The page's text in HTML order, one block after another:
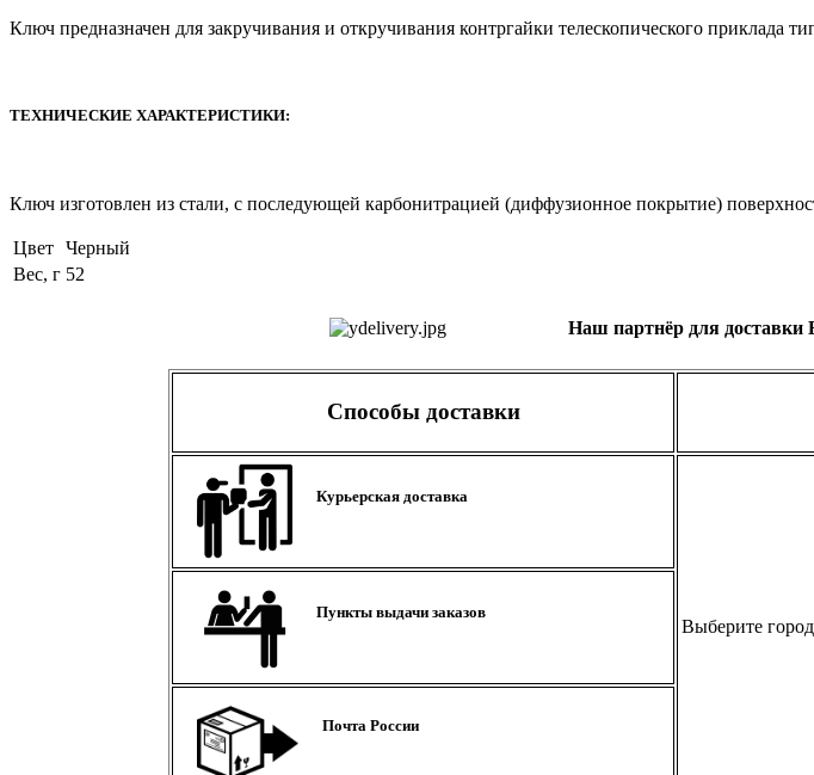
Ключ предназначен для закручивания и откручивания контргайки телескопического приклада
ТЕХНИЧЕСКИЕ ХАРАКТЕРИСТИКИ:
Ключ изготовлен из стали, с последующей карбонитрацией (диффузионное покрытие)
Цвет Черный
Вес, г 52
Наш партнёр для доставки
Способы доставки
Курьерская доставка
Выберите
Пункты выдачи заказов
Почта России